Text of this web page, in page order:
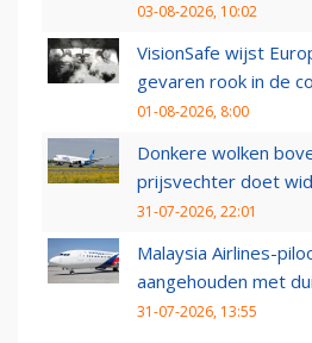
03-08-2026, 10:02
VisionSafe wijst
gevaren rook in de
01-08-2026, 8:00
Donkere wolken
prijsvechter doet
31-07-2026, 22:01
Malaysia Airlines-
aangehouden met
31-07-2026, 13:55